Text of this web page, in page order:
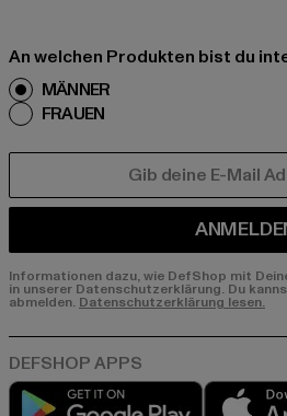
An welchen Produkten bist du
MÄNNER
FRAUEN
Informationen dazu, wie DefShop mit
in unserer Datenschutzerklärung. Du
abmelden. Datenschutzerklärung lesen.
Play